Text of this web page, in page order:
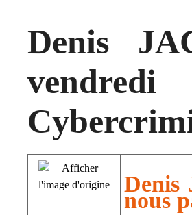
Denis
Denis
nous